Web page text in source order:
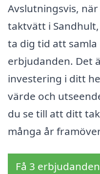
Avslutningsvis,
taktvätt i
ta dig tid att
erbjudanden. Det
investering i ditt
värde och
du se till att ditt
många år
Få 3